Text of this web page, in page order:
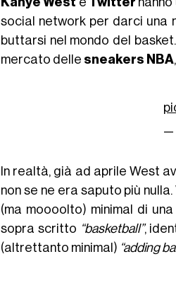
social network per darci una
buttarsi nel mondo del
mercato delle sneakers NBA
—
In realtà, già ad aprile West
non se ne era saputo più
(ma moooolto) minimal di
sopra scritto “basketball”,
(altrettanto minimal) “adding